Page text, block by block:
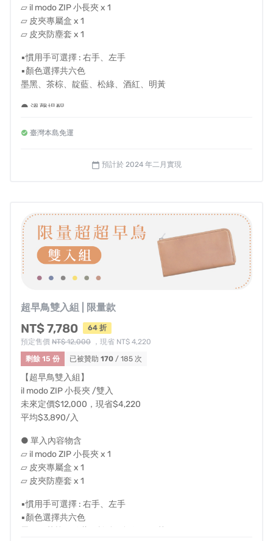
片吧
感謝日本影音創作者
カシ的介紹
▱ il modo ZIP 小長夾 x 1
▱ 皮夾專屬盒 x 1
▱ 皮夾防塵套 x 1
▪慣用手可選擇 : 右手、左手
▪顏色選擇共六色
墨黑、茶棕、靛藍、松綠、酒紅、明黃
● 溫馨提醒
- 國內皆享有免運費，若海外或離島配送需求請私訊我們
臺灣本島免運
calendar_today 預計於 2024 年二月實現
超早鳥雙入組 | 限量款
NT$ 7,780
64 折
預定售價 NT$ 12,000 ，現省 NT$ 4,220
剩餘 15 份
已被贊助 170 / 185 次
【超早鳥雙入組】
il modo ZIP 小長夾 /雙入
未來定價$12,000，現省$4,220
平均$3,890/入
● 單入內容物含
▱ il modo ZIP 小長夾 x 1
▱ 皮夾專屬盒 x 1
▱ 皮夾防塵套 x 1
▪慣用手可選擇 : 右手、左手
▪顏色選擇共六色